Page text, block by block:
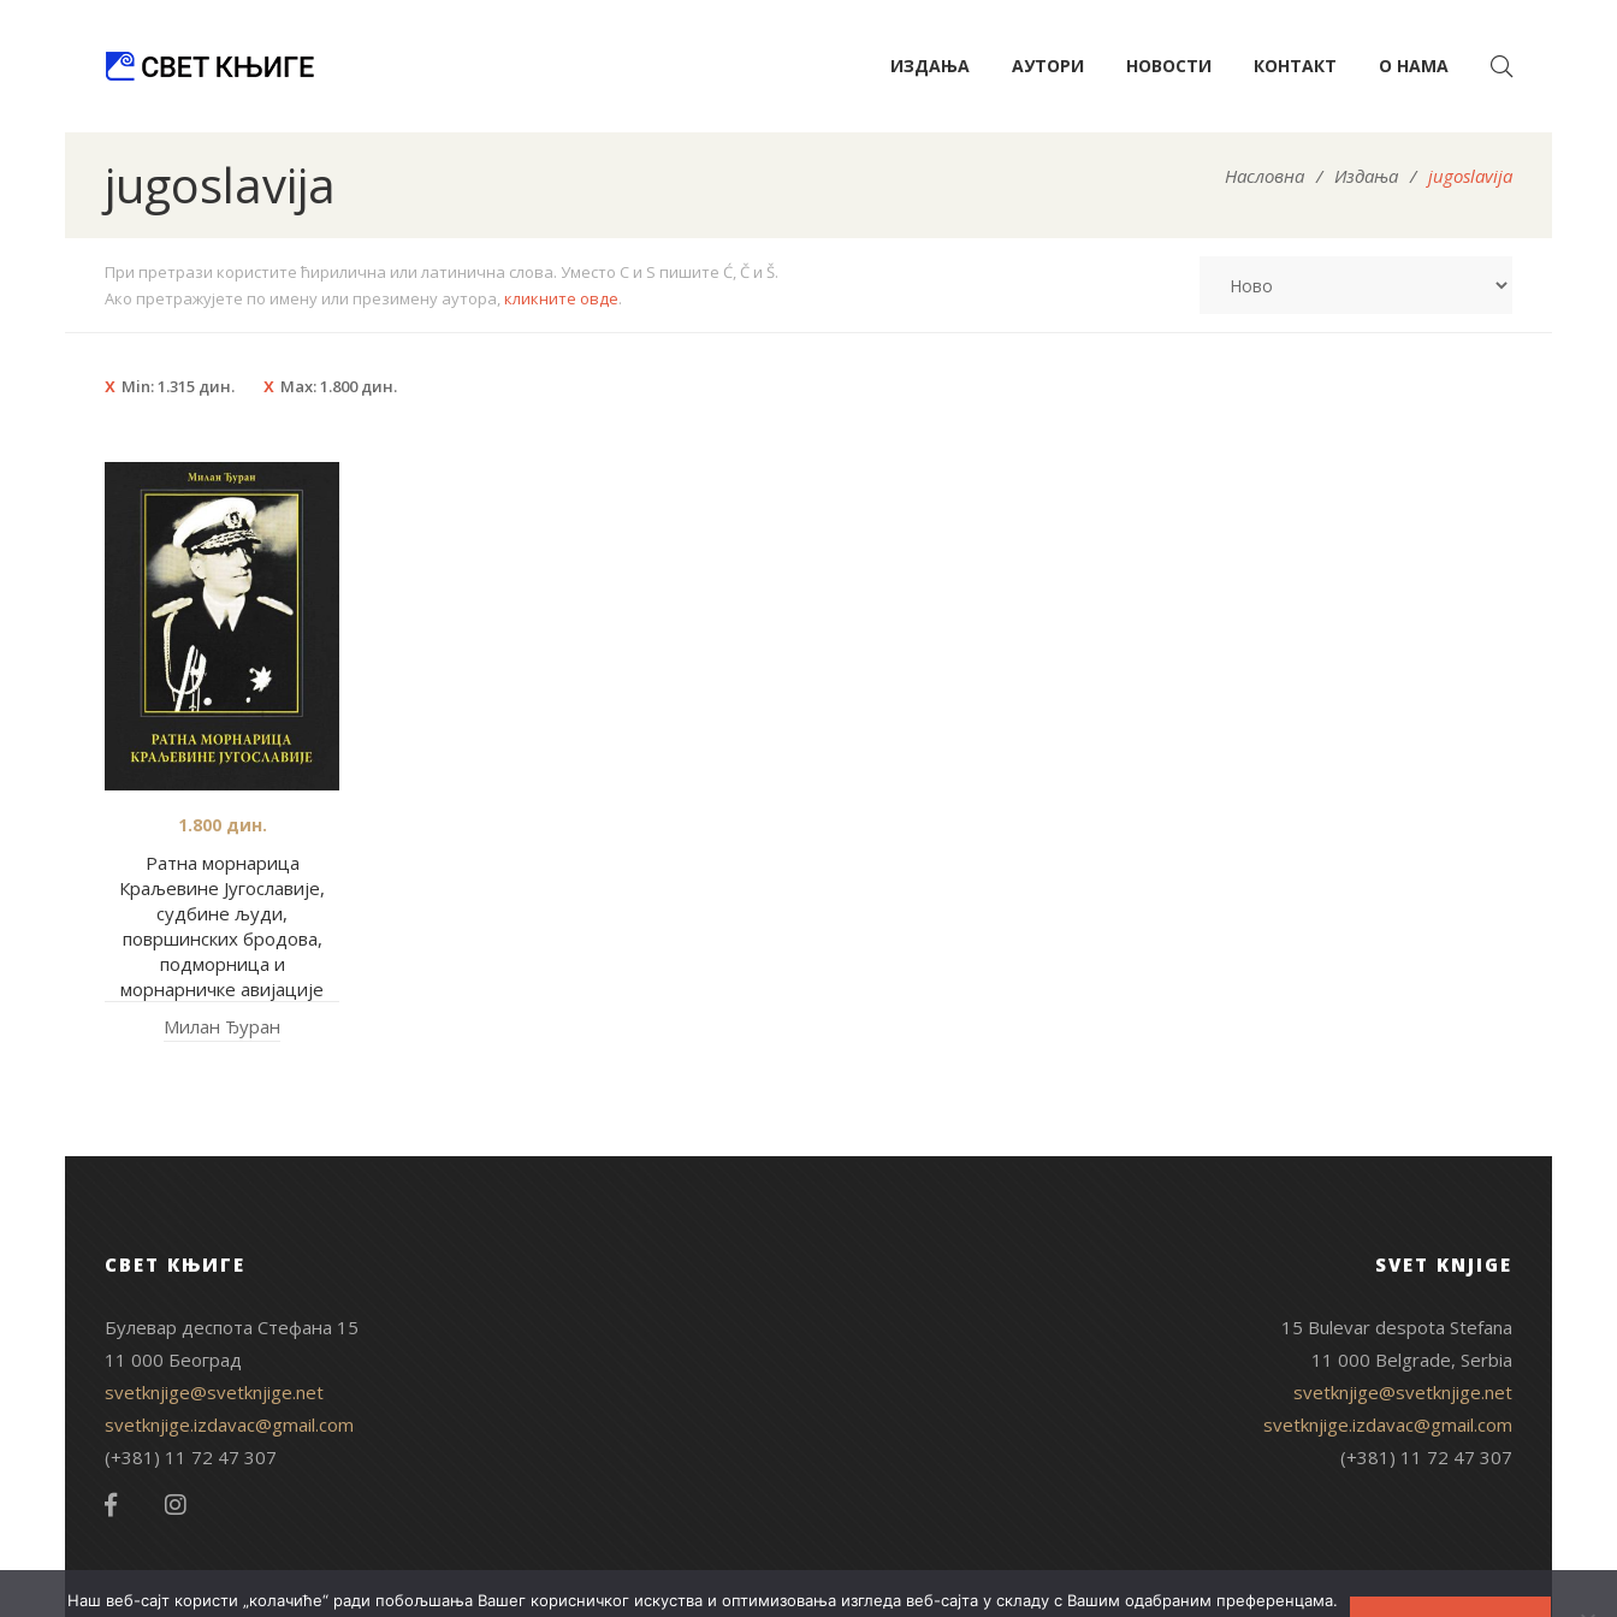
ИЗДАЊА АУТОРИ НОВОСТИ КОНТАКТ О НАМА
jugoslavija Насловна / Издања / jugoslavija
При претрази користите ћирилична или латинична слова. Уместо C и S пишите Ć, Č и Š.
Ако претражујете по имену или презимену аутора,кликните овде.
Min:1.315 дин. Max:1.800дин.
Ратна морнарица
Краљевине Југославије,
судбине људи,
површинских бродова,
подморница и
морнарничке авијације
1.800дин.
Милан Ђуран
СВЕТ КЊИГЕ
Булевар деспота Стефана 15
11 000 Београд
svetknjige@svetknjige.net
svetknjige.izdavac@gmail.com
(+381) 11 72 47 307
SVET KNJIGE
15 Bulevar despota Stefana
11 000 Belgrade, Serbia
svetknjige@svetknjige.net
svetknjige.izdavac@gmail.com
(+381) 11 72 47 307
Наш веб-сајт користи „колачиће“ ради побољшања Вашег корисничког искуства и оптимизовања изгледа веб-сајта у складу с Вашим одабраним преференцама.